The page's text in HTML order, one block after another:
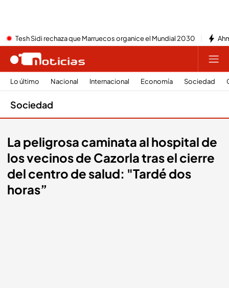
Tesh Sidi rechaza que Marruecos organice el Mundial 2030
Lo último Nacional Internacional Economía Sociedad
Sociedad
La peligrosa caminata al hospital de
los vecinos de Cazorla tras el cierre
del centro de salud: "Tardé dos
horas”